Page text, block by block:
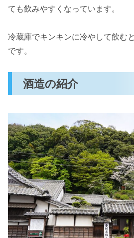
ても飲みやすくなっています。
冷蔵庫でキンキンに冷やして飲む
です。
酒造の紹介